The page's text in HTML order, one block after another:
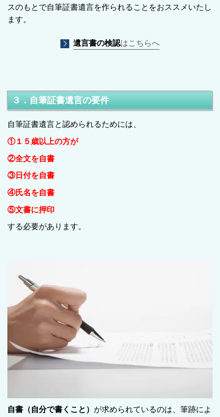
スのもとで自筆証書遺言を作られることをおススメいたし
ます。
遺言書の検認はこちらへ
３．自筆証書遺言の要件
自筆証書遺言と認められるためには、
①１５歳以上の方が
②全文を自書
③日付を自書
④氏名を自書
⑤文書に押印
する必要があります。
自書 （自分で書くこと） が求められているのは、筆跡によ